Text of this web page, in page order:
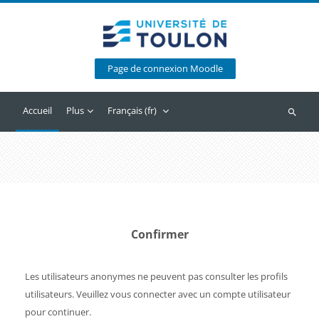
Page de connexion Moodle
Accueil Plus Français ‎(fr)‎
Confirmer
Les utilisateurs anonymes ne peuvent pas consulter les profils
utilisateurs. Veuillez vous connecter avec un compte utilisateur
pour continuer.